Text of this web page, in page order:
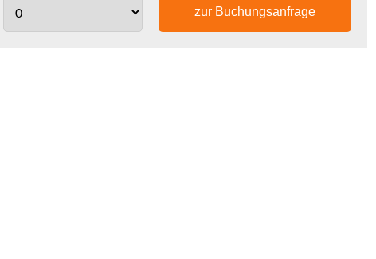
zur Buchungsanfrage